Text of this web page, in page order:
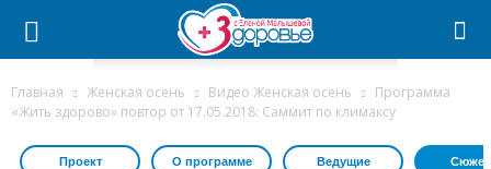
Главная Женская осень Видео Женская осень
Программа
«Жить здорово» повтор от 17.05.2018: Саммит по климаксу
Проект О программе Ведущие